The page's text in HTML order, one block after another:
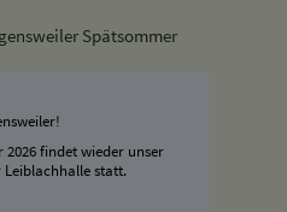
Spätsommer
2026 findet wieder unser
statt.